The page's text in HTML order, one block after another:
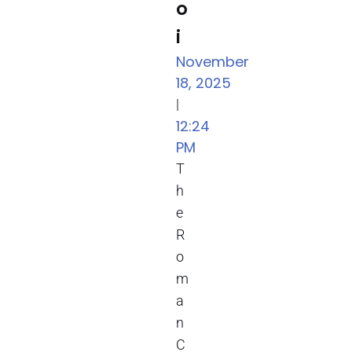
o
i
November
18, 2025
|
12:24
PM
T
h
e
R
o
m
a
n
C